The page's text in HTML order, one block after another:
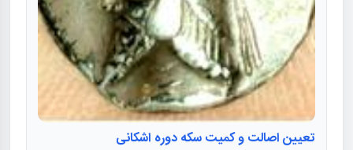
تعیین اصالت و کمیت سکه دوره اشکانی